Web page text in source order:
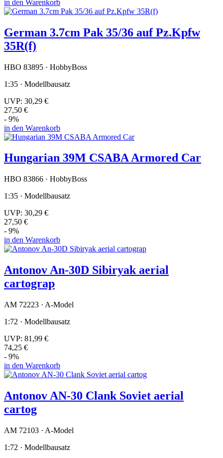
in den Warenkorb
German 3.7cm Pak 35/36 auf Pz.Kpfw
35R(f)
HBO 83895 · HobbyBoss
1:35 · Modellbausatz
UVP: 30,29 €
27,50 €
- 9%
in den Warenkorb
Hungarian 39M CSABA Armored Car
HBO 83866 · HobbyBoss
1:35 · Modellbausatz
UVP: 30,29 €
27,50 €
- 9%
in den Warenkorb
Antonov An-30D Sibiryak aerial
cartograp
AM 72223 · A-Model
1:72 · Modellbausatz
UVP: 81,99 €
74,25 €
- 9%
in den Warenkorb
Antonov AN-30 Clank Soviet aerial
cartog
AM 72103 · A-Model
1:72 · Modellbausatz